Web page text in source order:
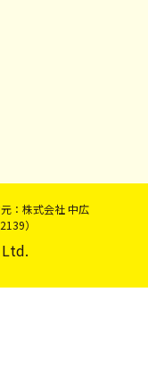
：株式会社 中広
）